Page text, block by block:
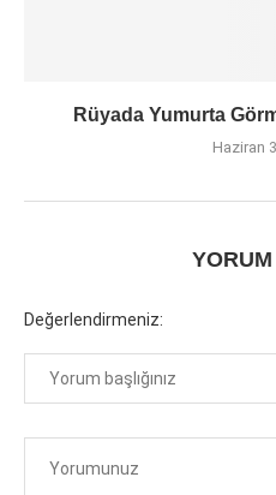
Rüyada Yumurta
Haziran
Değerlendirmeniz: